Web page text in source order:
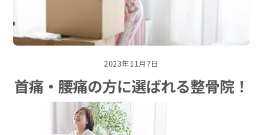
2023年11月7日
首痛・腰痛の方に選ばれる整骨院！